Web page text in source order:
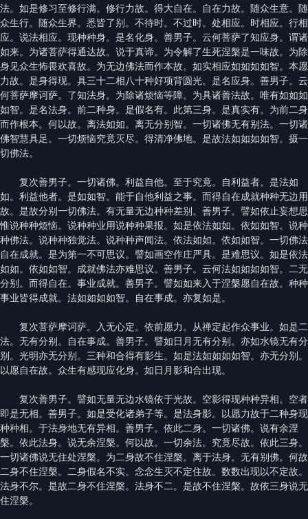
法。如是修习至修行满。修行力故。得大自在。自在力故。随众生意。随
众生行。随众生界。悉皆了别。不待时。不过时。处相应。时相应。行相
应。说法相应。现种种身。是名化身。善男子。云何菩萨了知应身。谓诸
如来。为诸菩萨得通达故。说于真谛。为令解了生死涅槃是一味故。为除
身见众生怖畏欢喜故。为无边佛法而作本故。如实相应如如如如智。本愿
力故。是身得现。具三十二相八十种好项背圆光。是名应身。善男子。云
何菩萨摩诃萨。了知法身。为除诸烦恼等障。为具诸善法故。唯有如如如
如智。是名法身。前二种身。是假名有。此第三身。是真实有。为前二身
而作根本。何以故。离法如如。离无分别智。一切诸佛无有别法。一切诸
佛智慧具足。一切烦恼究竟灭尽。得清净佛地。是故法如如如如智。摄一
切佛法。
复次善男子。一切诸佛。利益自他。至于究竟。自利益者。是法如
如。利益他者。是如如智。能于自他利益之事。而得自在成就种种无边用
故。是故分别一切佛法。有无量无边种种差别。善男子。譬如依止妄想思
惟说种种烦恼。说种种业用说种种果报。如是依法如如。依如如智。说种
种佛法。说种种独觉法。说种种声闻法。依法如如。依如如智。一切佛法
自在成就。是为第一不可思议。譬如画空作庄严具。是难思议。如是依法
如如。依如如智。成就佛法亦难思议。善男子。云何法如如如如智。二无
分别。而得自在。事业成就。善男子。譬如如来入于涅槃愿自在故。种种
事业皆得成就。法如如如如智。自在事成。亦复如是。
复次菩萨摩诃萨。入无心定。依前愿力。从禅定起作众事业。如是二
法。无有分别。自在事成。善男子。譬如日月无有分别。亦如水镜无有分
别。光明亦无分别。三种和合得有影生。如是法如如如如智。亦无分别。
以愿自在故。众生有感现应化身。如日月影和合出现。
复次善男子。譬如无量无边水镜依于光故。空影得现种种异相。空者
即是无相。善男子。如是受化诸弟子等。是法身影。以愿力故于二种身现
种种相。于法身地无有异相。善男子。依此二身。一切诸佛。说有余涅
槃。依此法身。说无余涅槃。何以故。一切余法。究竟尽故。依此三身。
一切诸佛说无住处涅槃。为二身故不住涅槃。离于法身。无有别佛。何故
二身不住涅槃。二身假名不实。念念生灭不定住故。数数出现以不定故。
法身不尔。是故二身不住涅槃。法身不二。是故不住涅槃。故依三身说无
住涅槃。